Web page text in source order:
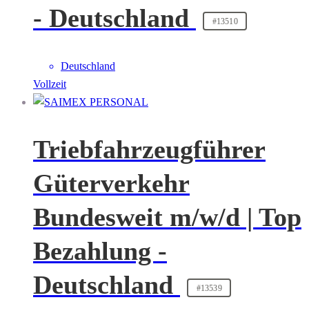
- Deutschland
#13510
Deutschland
Vollzeit
Triebfahrzeugführer
Güterverkehr
Bundesweit m/w/d | Top
Bezahlung -
Deutschland
#13539